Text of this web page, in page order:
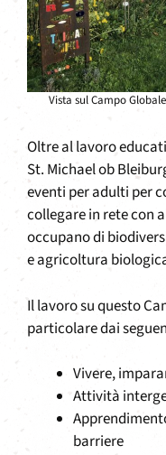
Vista sul Campo
Oltre al lavoro
St. Michael ob
eventi per adulti per
collegare in rete con
occupano di
e agricoltura
Il lavoro su questo
particolare dai
Vivere,
Attività
barriere